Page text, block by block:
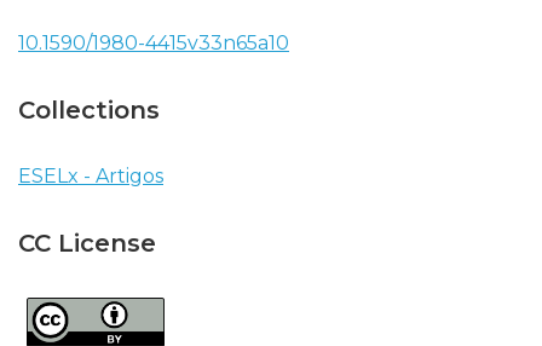
10.1590/1980-4415v33n65a10
Collections
ESELx - Artigos
CC License